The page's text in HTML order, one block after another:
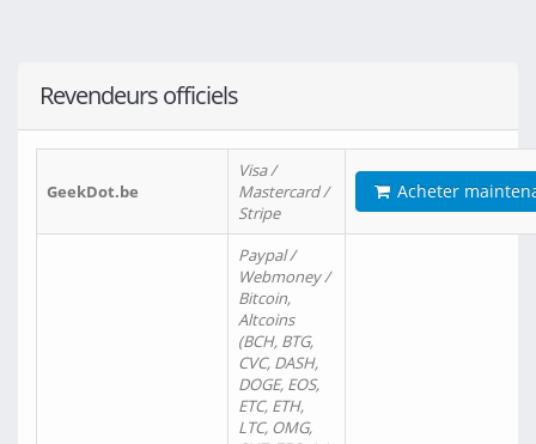
Revendeurs officiels
GeekDot.be
Visa /
Mastercard /
Stripe
Acheter
Paypal /
Webmoney /
Bitcoin,
Altcoins
(BCH, BTG,
CVC, DASH,
DOGE, EOS,
ETC, ETH,
LTC, OMG,